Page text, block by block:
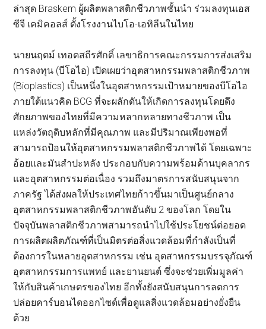
ล่าสุด Braskem ผู้ผลิตพลาสติกชีวภาพชั้นนำ ร่วมลงทุนเอส
ซีจี เคมิคอลส์ ตั้งโรงงานไบโอ-เอทิลีนในไทย
นายนฤตม์ เทอดสถีรศักดิ์ เลขาธิการคณะกรรมการส่งเสริม
การลงทุน (บีโอไอ) เปิดเผยว่าอุตสาหกรรมพลาสติกชีวภาพ
(Bioplastics) เป็นหนึ่งในอุตสาหกรรมเป้าหมายของบีโอไอ
ภายใต้แนวคิด BCG ที่จะผลักดันให้เกิดการลงทุนโดยดึง
ศักยภาพของไทยที่มีความหลากหลายทางชีวภาพ เป็น
แหล่งวัตถุดิบหลักที่มีคุณภาพ และมีปริมาณเพียงพอที่
สามารถป้อนให้อุตสาหกรรมพลาสติกชีวภาพได้ โดยเฉพาะ
อ้อยและมันสำปะหลัง ประกอบกับความพร้อมด้านบุคลากร
และอุตสาหกรรมต่อเนื่อง รวมถึงมาตรการสนับสนุนจาก
ภาครัฐ ได้ส่งผลให้ประเทศไทยก้าวขึ้นมาเป็นศูนย์กลาง
อุตสาหกรรมพลาสติกชีวภาพอันดับ 2 ของโลก โดยใน
ปัจจุบันพลาสติกชีวภาพสามารถนำไปใช้ประโยชน์ต่อยอด
การผลิตผลิตภัณฑ์ที่เป็นมิตรต่อสิ่งแวดล้อมที่กำลังเป็นที่
ต้องการในหลายอุตสาหกรรม เช่น อุตสาหกรรมบรรจุภัณฑ์
อุตสาหกรรมการแพทย์ และยานยนต์ ซึ่งจะช่วยเพิ่มมูลค่า
ให้กับสินค้าเกษตรของไทย อีกทั้งยังสนับสนุนการลดการ
ปล่อยคาร์บอนไดออกไซด์เพื่อดูแลสิ่งแวดล้อมอย่างยั่งยืน
ด้วย